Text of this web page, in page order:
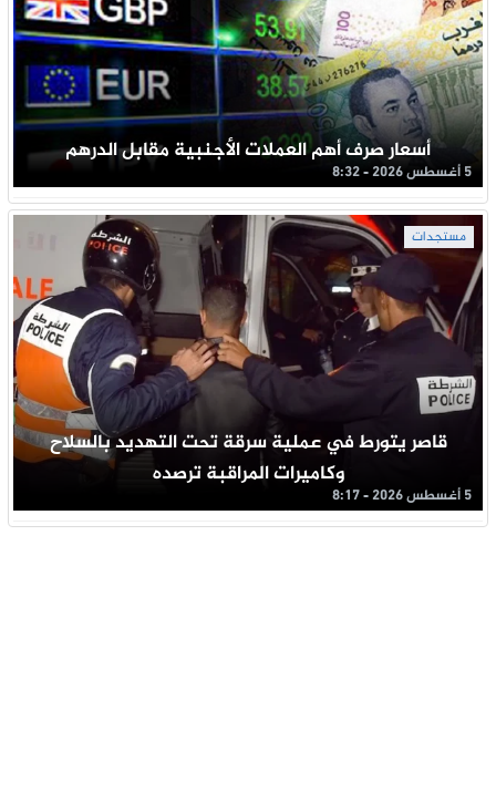
أسعار صرف أهم العملات الأجنبية مقابل الدرهم
5 أغسطس 2026 - 8:32
مستجدات
قاصر يتورط في عملية سرقة تحت التهديد بالسلاح
وكاميرات المراقبة ترصده
5 أغسطس 2026 - 8:17